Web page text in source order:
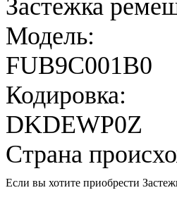
Застежка
Модель:
FUB9C001B0
Кодировка:
DKDEWP0Z
Страна
Если вы хотите приобрести